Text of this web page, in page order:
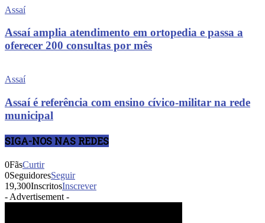
Assaí
Assaí amplia atendimento em ortopedia e passa a
oferecer 200 consultas por mês
Assaí
Assaí é referência com ensino cívico-militar na rede
municipal
SIGA-NOS NAS REDES
0FãsCurtir
0SeguidoresSeguir
19,300InscritosInscrever
- Advertisement -